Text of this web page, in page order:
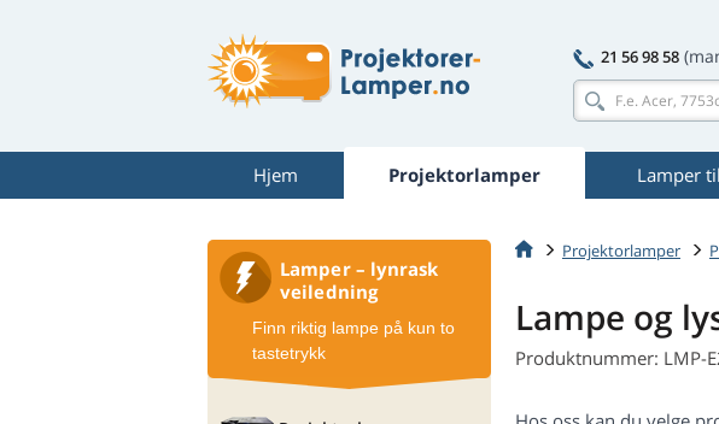
21 56 98 58
Hjem Projektorlamper Lamper
Projektorlamper
Lampe og
Produktnummer: LMP-
Lamper – lynrask
veiledning
Finn riktig lampe på kun to
tastetrykk